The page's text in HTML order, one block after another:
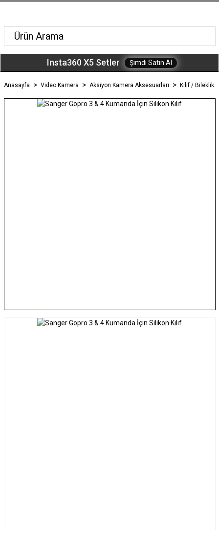
Insta360 X5 Setler Şimdi Satın Al
Anasayfa Video Kamera Aksiyon Kamera Aksesuarları Kılıf / Bileklik